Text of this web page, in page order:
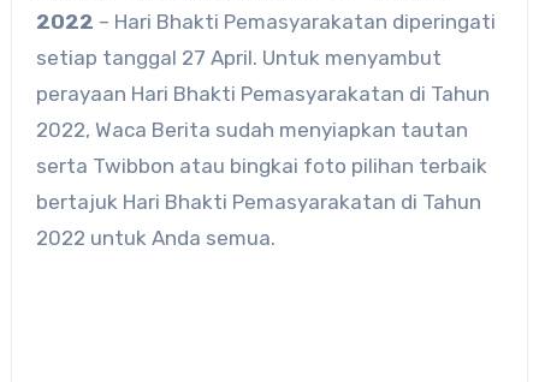
2022 – Hari Bhakti Pemasyarakatan diperingati
setiap tanggal 27 April. Untuk menyambut
perayaan Hari Bhakti Pemasyarakatan di Tahun
2022, Waca Berita sudah menyiapkan tautan
serta Twibbon atau bingkai foto pilihan terbaik
bertajuk Hari Bhakti Pemasyarakatan di Tahun
2022 untuk Anda semua.